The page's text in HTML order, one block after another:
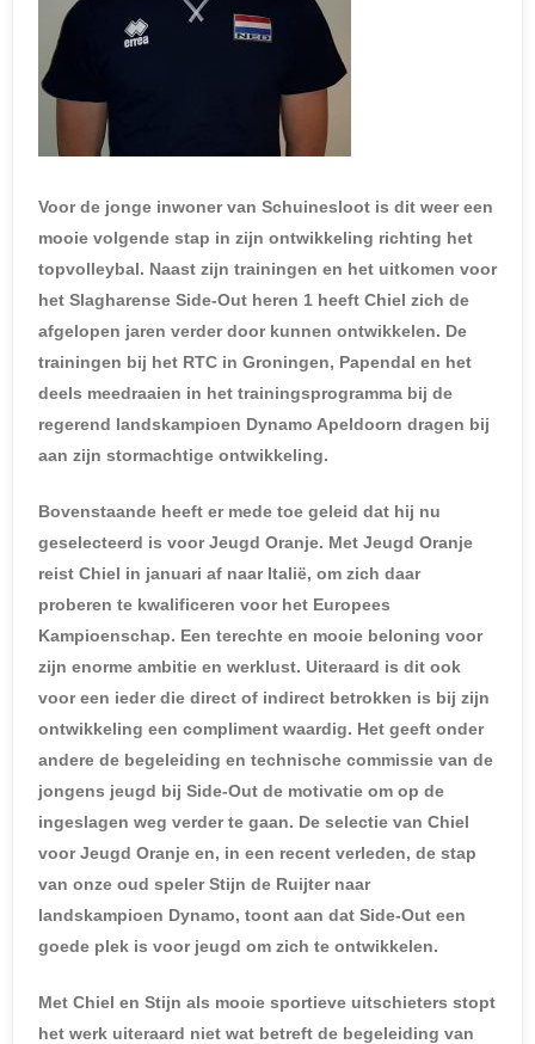
Voor de jonge inwoner van Schuinesloot is dit weer een
mooie volgende stap in zijn ontwikkeling richting het
topvolleybal. Naast zijn trainingen en het uitkomen voor
het Slagharense Side-Out heren 1 heeft Chiel zich de
afgelopen jaren verder door kunnen ontwikkelen. De
trainingen bij het RTC in Groningen, Papendal en het
deels meedraaien in het trainingsprogramma bij de
regerend landskampioen Dynamo Apeldoorn dragen bij
aan zijn stormachtige ontwikkeling.
Bovenstaande heeft er mede toe geleid dat hij nu
geselecteerd is voor Jeugd Oranje. Met Jeugd Oranje
reist Chiel in januari af naar Italië, om zich daar
proberen te kwalificeren voor het Europees
Kampioenschap. Een terechte en mooie beloning voor
zijn enorme ambitie en werklust. Uiteraard is dit ook
voor een ieder die direct of indirect betrokken is bij zijn
ontwikkeling een compliment waardig. Het geeft onder
andere de begeleiding en technische commissie van de
jongens jeugd bij Side-Out de motivatie om op de
ingeslagen weg verder te gaan. De selectie van Chiel
voor Jeugd Oranje en, in een recent verleden, de stap
van onze oud speler Stijn de Ruijter naar
landskampioen Dynamo, toont aan dat Side-Out een
goede plek is voor jeugd om zich te ontwikkelen.
Met Chiel en Stijn als mooie sportieve uitschieters stopt
het werk uiteraard niet wat betreft de begeleiding van